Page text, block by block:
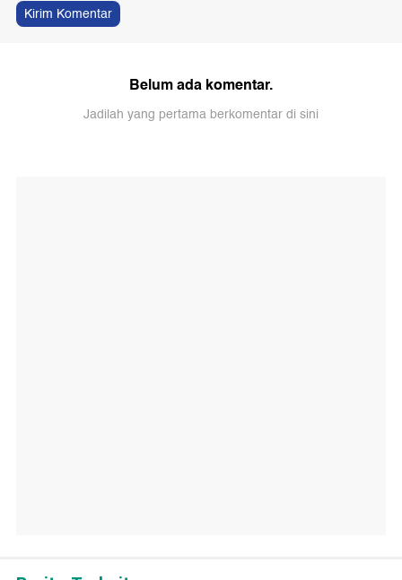
Kirim Komentar
Belum ada komentar.
Jadilah yang pertama berkomentar di sini